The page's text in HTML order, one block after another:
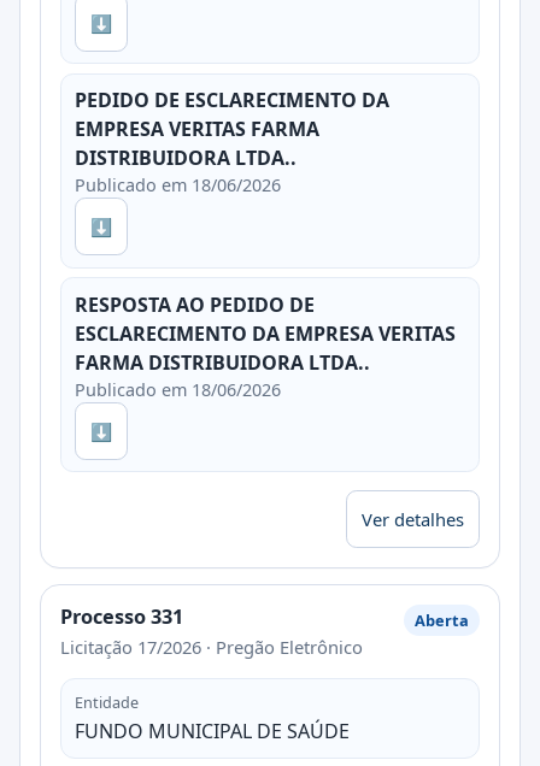
⬇
PEDIDO DE ESCLARECIMENTO DA
EMPRESA VERITAS FARMA
DISTRIBUIDORA LTDA..
Publicado em 18/06/2026
⬇
RESPOSTA AO PEDIDO DE
ESCLARECIMENTO DA EMPRESA VERITAS
FARMA DISTRIBUIDORA LTDA..
Publicado em 18/06/2026
⬇
Ver detalhes
Processo 331
Licitação 17/2026 · Pregão Eletrônico
Aberta
Entidade
FUNDO MUNICIPAL DE SAÚDE